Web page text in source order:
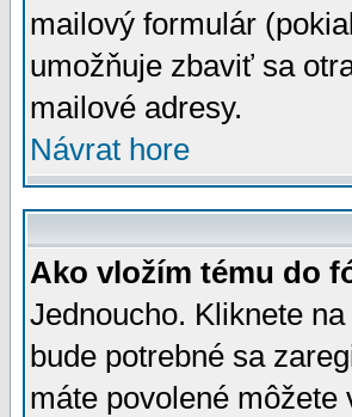
mailový formulár
umožňuje zbaviť sa
mailové adresy.
Návrat hore
Ako vložím tému do
Jednoucho. Kliknete
bude potrebné sa
máte povolené